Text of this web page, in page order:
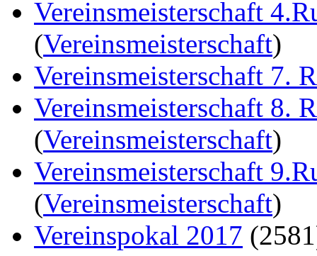
Vereinsmeisterschaft
(Vereinsmeisterschaft)
Vereinsmeisterschaft 7.
Vereinsmeisterschaft 8.
(Vereinsmeisterschaft)
Vereinsmeisterschaft
(Vereinsmeisterschaft)
Vereinspokal 2017